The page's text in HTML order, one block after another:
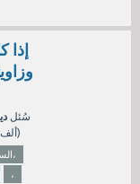
سُئل
202ألف نقاط)
الساقين،
،